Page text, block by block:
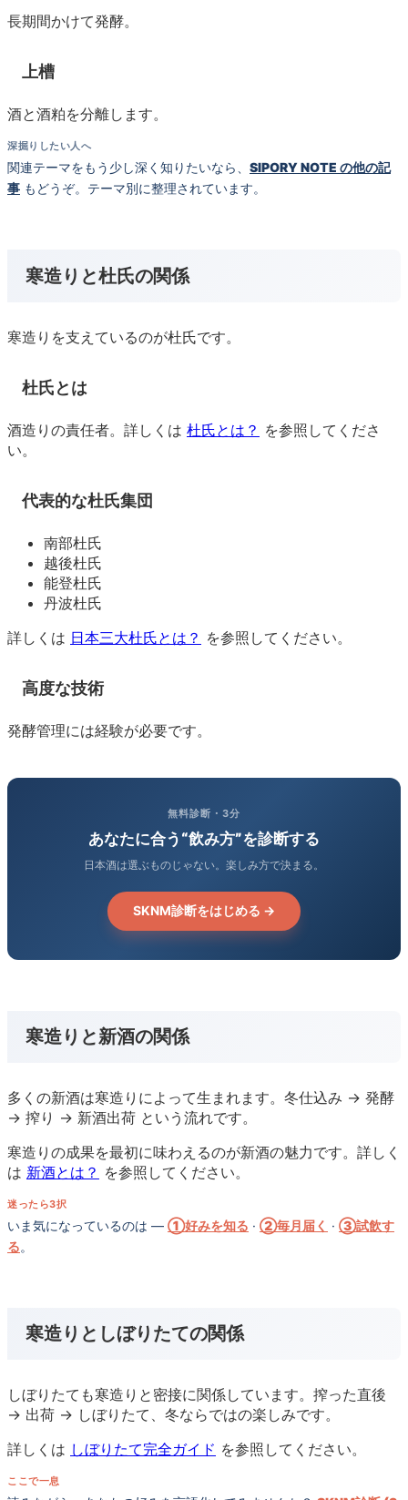
長期間かけて発酵。
上槽
酒と酒粕を分離します。
深掘りしたい人へ
関連テーマをもう少し深く知りたいなら、 SIPORY NOTE の他の記
事 もどうぞ。テーマ別に整理されています。
寒造りと杜氏の関係
寒造りを支えているのが杜氏です。
杜氏とは
酒造りの責任者。詳しくは 杜氏とは？ を参照してくださ
い。
代表的な杜氏集団
南部杜氏
越後杜氏
能登杜氏
丹波杜氏
詳しくは 日本三大杜氏とは？ を参照してください。
高度な技術
発酵管理には経験が必要です。
無料診断・3分
あなたに合う“飲み方”を診断する
日本酒は選ぶものじゃない。楽しみ方で決まる。
SKNM診断をはじめる →
寒造りと新酒の関係
多くの新酒は寒造りによって生まれます。冬仕込み → 発酵
→ 搾り → 新酒出荷 という流れです。
寒造りの成果を最初に味わえるのが新酒の魅力です。詳しく
は 新酒とは？ を参照してください。
迷ったら3択
いま気になっているのは — ①好みを知る · ②毎月届く · ③試飲す
る。
寒造りとしぼりたての関係
しぼりたても寒造りと密接に関係しています。搾った直後
→ 出荷 → しぼりたて、冬ならではの楽しみです。
詳しくは しぼりたて完全ガイド を参照してください。
ここで一息